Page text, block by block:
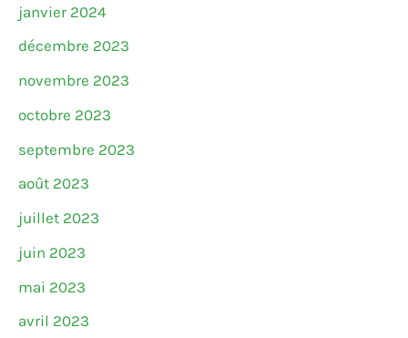
janvier 2024
décembre 2023
novembre 2023
octobre 2023
septembre 2023
août 2023
juillet 2023
juin 2023
mai 2023
avril 2023